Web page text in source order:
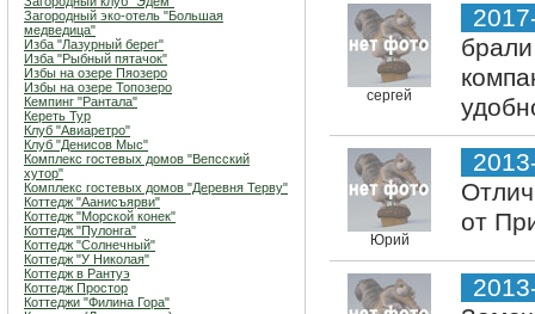
Загородный эко-отель "Большая
медведица"
Изба "Лазурный берег"
Изба "Рыбный пятачок"
Избы на озере Пяозеро
Избы на озере Топозеро
Кемпинг "Рантала"
Кереть Тур
Клуб "Авиаретро"
Клуб "Денисов Мыс"
Комплекс гостевых домов "Вепсский
хутор"
Комплекс гостевых домов "Деревня Терву"
Коттедж "Аанисъярви"
Коттедж "Морской конек"
Коттедж "Пулонга"
Коттедж "Солнечный"
Коттедж "У Николая"
Коттедж в Рантуэ
Коттедж Простор
Коттеджи "Филина Гора"
сергей
Юрий
от